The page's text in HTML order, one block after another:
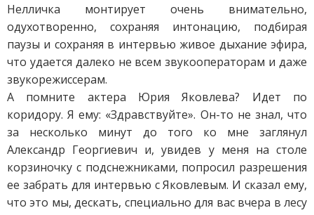
Нелличка монтирует очень внимательно,
одухотворенно, сохраняя интонацию, подбирая
паузы и сохраняя в интервью живое дыхание эфира,
что удается далеко не всем звукооператорам и даже
звукорежиссерам.
А помните актера Юрия Яковлева? Идет по
коридору. Я ему: «Здравствуйте». Он-то не знал, что
за несколько минут до того ко мне заглянул
Александр Георгиевич и, увидев у меня на столе
корзиночку с подснежниками, попросил разрешения
ее забрать для интервью с Яковлевым. И сказал ему,
что это мы, дескать, специально для вас вчера в лесу